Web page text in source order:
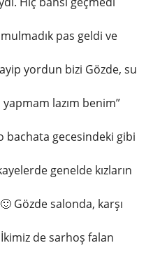
pas geldi ve
yordun bizi Gözde, su
lazım benim”
bachata gecesindeki gibi
genelde kızların
Gözde salonda, karşı
de sarhoş falan